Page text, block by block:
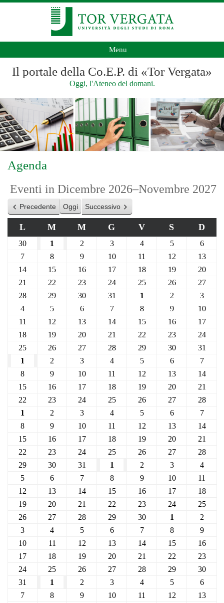
Menu
Il portale della Co.E.P. di «Tor Vergata»
Oggi, l'Ateneo del domani.
Agenda
Eventi in Dicembre 2026–Novembre 2027
Precedente Oggi Successivo
L M M G V S D
30 1 2 3 4 5
6
7
8 9 10 11 12
13
14
15 16 17 18 19
20
21
22 23 24 25 26
27
28
29 30 31 1 2
3
4
5 6 7 8 9
10
11
12 13 14 15 16
17
18
19 20 21 22 23
24
25
26 27 28 29 30
31
1
2 3 4 5 6
7
8
9 10 11 12 13
14
15
16 17 18 19 20
21
22
23 24 25 26 27
28
1
2 3 4 5 6
7
8
9 10 11 12 13
14
15
16 17 18 19 20
21
22
23 24 25 26 27
28
29
30 31 1 2 3
4
5
6 7 8 9 10
11
12
13 14 15 16 17
18
19
20 21 22 23 24
25
26
27 28 29 30 1
2
3
4 5 6 7 8
9
10
11 12 13 14 15
16
17
18 19 20 21 22
23
24
25 26 27 28 29
30
31
1 2 3 4 5
6
7
8 9 10 11 12
13